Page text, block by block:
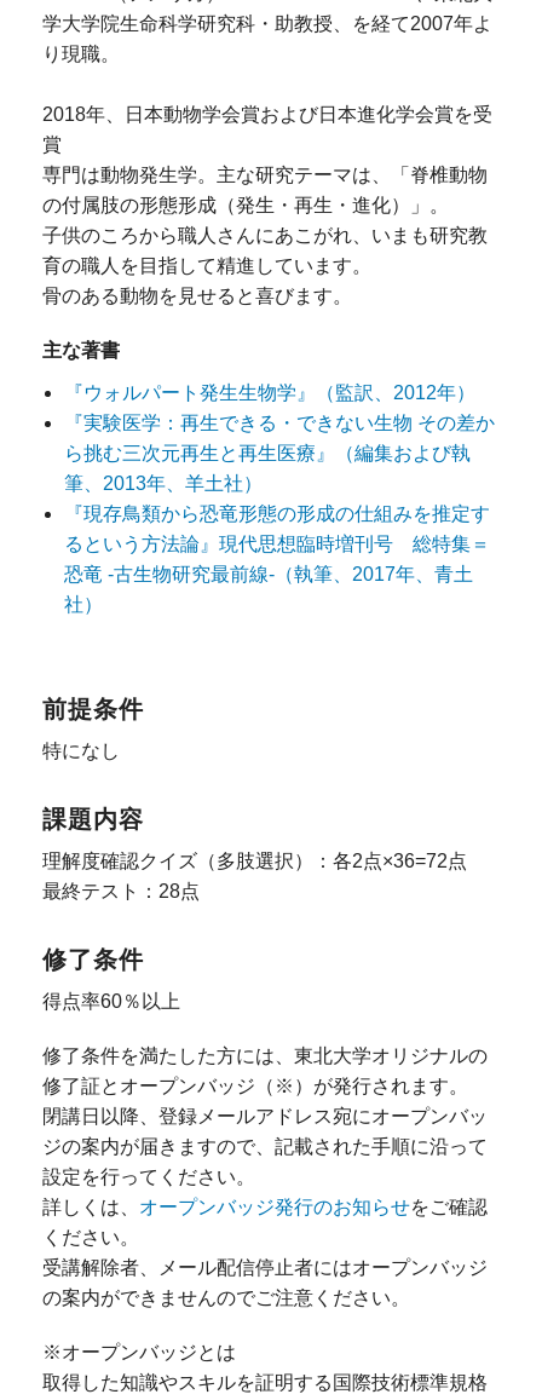
学大学院生命科学研究科・助教授、を経て2007年よ
り現職。
2018年、日本動物学会賞および日本進化学会賞を受
賞
専門は動物発生学。主な研究テーマは、「脊椎動物
の付属肢の形態形成（発生・再生・進化）」。
子供のころから職人さんにあこがれ、いまも研究教
育の職人を目指して精進しています。
骨のある動物を見せると喜びます。
主な著書
『ウォルパート発生生物学』（監訳、2012年）
『実験医学：再生できる・できない生物 その差か
ら挑む三次元再生と再生医療』（編集および執
筆、2013年、羊土社）
『現存鳥類から恐竜形態の形成の仕組みを推定す
るという方法論』現代思想臨時増刊号 総特集＝
恐竜 -古生物研究最前線-（執筆、2017年、青土
社）
前提条件
特になし
課題内容
理解度確認クイズ（多肢選択）：各2点×36=72点
最終テスト：28点
修了条件
得点率60％以上
修了条件を満たした方には、東北大学オリジナルの
修了証とオープンバッジ（※）が発行されます。
閉講日以降、登録メールアドレス宛にオープンバッ
ジの案内が届きますので、記載された手順に沿って
設定を行ってください。
詳しくは、 オープンバッジ発行のお知らせをご確認
ください。
受講解除者、メール配信停止者にはオープンバッジ
の案内ができませんのでご注意ください。
※オープンバッジとは
取得した知識やスキルを証明する国際技術標準規格